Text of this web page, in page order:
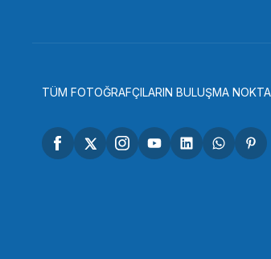
SEPETE EKLE
SMALLRİG
TÜM FOTOĞRAFÇILARIN BULUŞMA